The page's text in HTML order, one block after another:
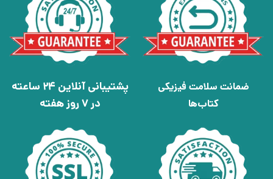
ضمانت سلامت فیزیکی
کتاب‌ها
پشتیبانی آنلاین 24 ساعته
در 7 روز هفته